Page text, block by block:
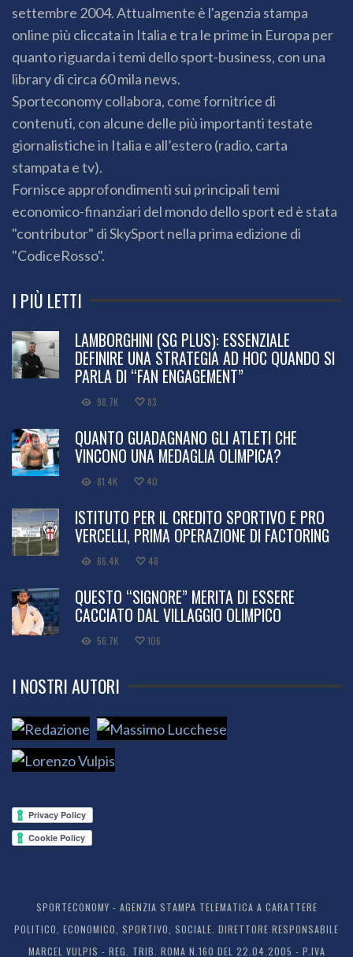
settembre 2004. Attualmente è l'agenzia stampa
online più cliccata in Italia e tra le prime in Europa per
quanto riguarda i temi dello sport-business, con una
library di circa 60 mila news.
Sporteconomy collabora, come fornitrice di
contenuti, con alcune delle più importanti testate
giornalistiche in Italia e all’estero (radio, carta
stampata e tv).
Fornisce approfondimenti sui principali temi
economico-finanziari del mondo dello sport ed è stata
"contributor" di SkySport nella prima edizione di
"CodiceRosso".
I PIÙ LETTI
LAMBORGHINI (SG PLUS): ESSENZIALE
DEFINIRE UNA STRATEGIA AD HOC QUANDO SI
PARLA DI “FAN ENGAGEMENT”
98.7K 83
QUANTO GUADAGNANO GLI ATLETI CHE
VINCONO UNA MEDAGLIA OLIMPICA?
81.4K 40
ISTITUTO PER IL CREDITO SPORTIVO E PRO
VERCELLI, PRIMA OPERAZIONE DI FACTORING
66.4K 48
QUESTO “SIGNORE” MERITA DI ESSERE
CACCIATO DAL VILLAGGIO OLIMPICO
56.7K 106
I NOSTRI AUTORI
SPORTECONOMY - AGENZIA STAMPA TELEMATICA A CARATTERE
POLITICO, ECONOMICO, SPORTIVO, SOCIALE. DIRETTORE RESPONSABILE
MARCEL VULPIS - REG. TRIB. ROMA N.160 DEL 22.04.2005 - P.IVA